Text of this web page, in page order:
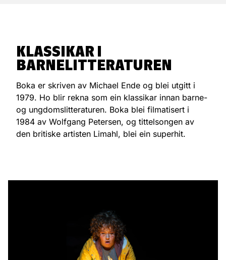
KLASSIKAR I
BARNELITTERATUREN
Boka er skriven av Michael Ende og blei utgitt i
1979. Ho blir rekna som ein klassikar innan barne-
og ungdomslitteraturen. Boka blei filmatisert i
1984 av Wolfgang Petersen, og tittelsongen av
den britiske artisten Limahl, blei ein superhit.